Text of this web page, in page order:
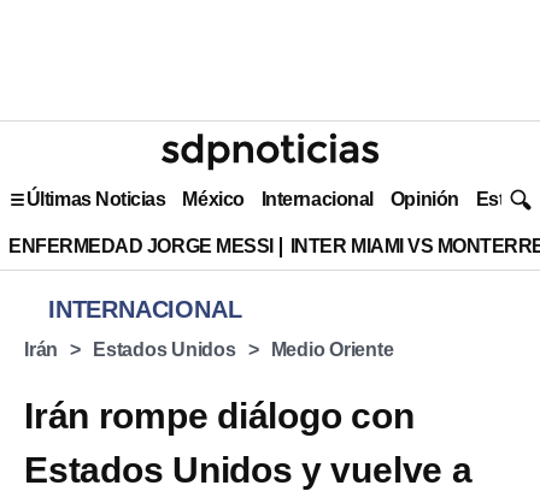
Últimas Noticias México Internacional Opinión Estilo
ENFERMEDAD JORGE MESSI INTER MIAMI VS
INTERNACIONAL
Irán Estados Unidos Medio Oriente
Irán rompe diálogo con
Estados Unidos y vuelve a